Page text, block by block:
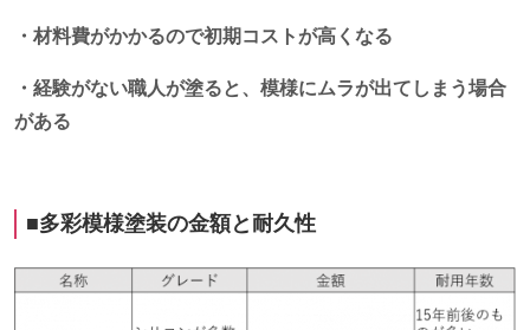
・材料費がかかるので初期コストが高くなる
・経験がない職人が塗ると、模様にムラが出てしまう場合
がある
■多彩模様塗装の金額と耐久性